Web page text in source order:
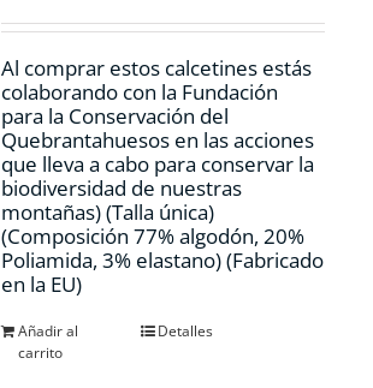
Al comprar estos calcetines estás
colaborando con la Fundación
para la Conservación del
Quebrantahuesos en las acciones
que lleva a cabo para conservar la
biodiversidad de nuestras
montañas) (Talla única)
(Composición 77% algodón, 20%
Poliamida, 3% elastano) (Fabricado
en la EU)
Añadir al
carrito
Detalles